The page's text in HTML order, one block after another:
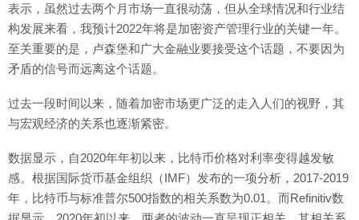
表示，虽然过去两个月市场一直很动荡，但从全球情况和行业结
构发展来看，我预计2022年将是加密资产管理行业的关键一年。
至关重要的是，卢森堡和广大金融业要接受这个话题，不要因为
矛盾的信号而远离这个话题。
过去一段时间以来，随着加密市场更广泛的走入人们的视野，其
与宏观经济的关系也逐渐紧密。
数据显示，自2020年年初以来，比特币价格对利率变得越发敏
感。根据国际货币基金组织（IMF）发布的一项分析，2017-2019
年，比特币与标准普尔500指数的相关系数为0.01。而Refinitiv数